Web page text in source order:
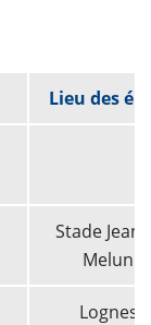
Lieu des
Stade
Melun
Lognes